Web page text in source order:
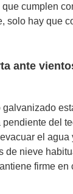
cumplen
solo hay que
ante
galvanizado
pendiente del
el agua
de nieve
firme en